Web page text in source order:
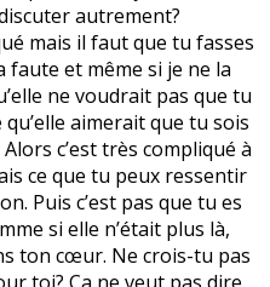
autrement?
mais il faut que tu fasses
faute et même si je ne la
ne voudrait pas que tu
aimerait que tu sois
c’est très compliqué à
ce que tu peux ressentir
Puis c’est pas que tu es
si elle n’était plus là,
ton cœur. Ne crois-tu pas